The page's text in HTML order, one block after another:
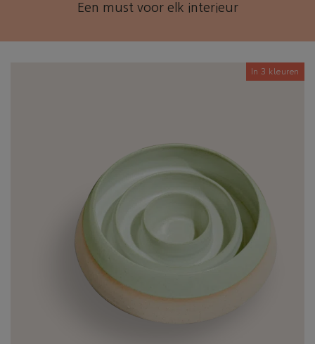
Een must voor elk interieur
In 3 kleuren